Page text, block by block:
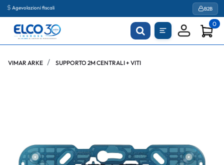
Agevolazioni fiscali B2B
0
VIMAR ARKE SUPPORTO 2M CENTRALI + VITI